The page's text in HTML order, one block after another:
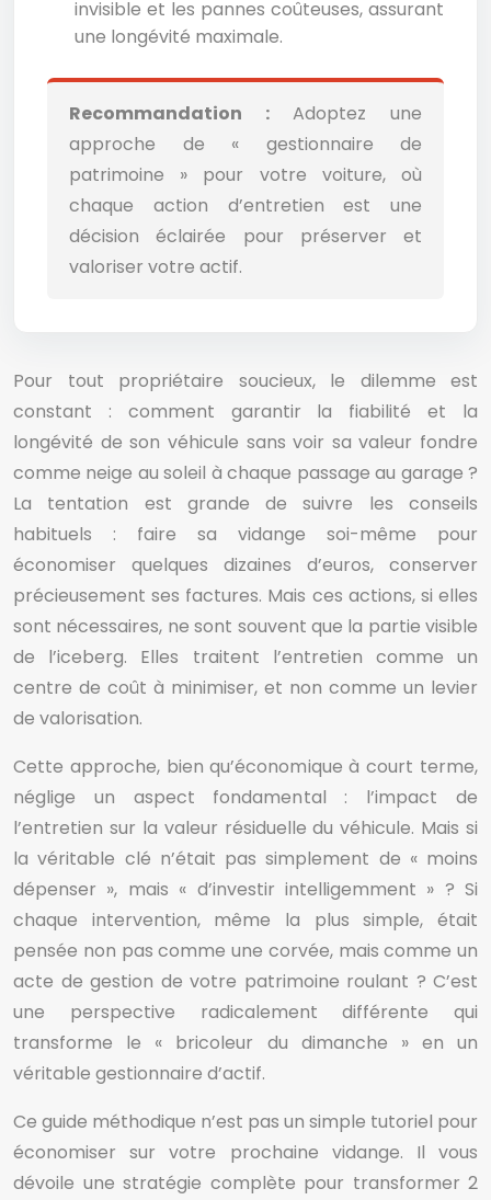
invisible et les pannes coûteuses, assurant
une longévité maximale.
Recommandation :Adoptez une
approche de « gestionnaire de
patrimoine » pour votre voiture, où
chaque action d’entretien est une
décision éclairée pour préserver et
valoriser votre actif.
Pour tout propriétaire soucieux, le dilemme est
constant : comment garantir la fiabilité et la
longévité de son véhicule sans voir sa valeur fondre
comme neige au soleil à chaque passage au garage ?
La tentation est grande de suivre les conseils
habituels : faire sa vidange soi-même pour
économiser quelques dizaines d’euros, conserver
précieusement ses factures. Mais ces actions, si elles
sont nécessaires, ne sont souvent que la partie visible
de l’iceberg. Elles traitent l’entretien comme un
centre de coût à minimiser, et non comme un levier
de valorisation.
Cette approche, bien qu’économique à court terme,
néglige un aspect fondamental : l’impact de
l’entretien sur la valeur résiduelle du véhicule. Mais si
la véritable clé n’était pas simplement de « moins
dépenser », mais « d’investir intelligemment » ? Si
chaque intervention, même la plus simple, était
pensée non pas comme une corvée, mais comme un
acte de gestion de votre patrimoine roulant ? C’est
une perspective radicalement différente qui
transforme le « bricoleur du dimanche » en un
véritable gestionnaire d’actif.
Ce guide méthodique n’est pas un simple tutoriel pour
économiser sur votre prochaine vidange. Il vous
dévoile une stratégie complète pour transformer 2